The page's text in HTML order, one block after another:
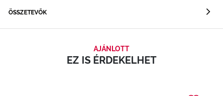
ÖSSZETEVŐK
AJÁNLOTT
EZ IS ÉRDEKELHET